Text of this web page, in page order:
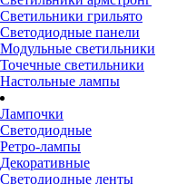
Светильники грильято
Светодиодные панели
Модульные светильники
Точечные светильники
Настольные лампы
Лампочки
Светодиодные
Ретро-лампы
Декоративные
Светодиодные ленты